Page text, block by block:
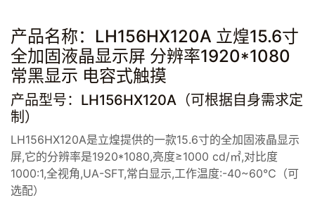
产品名称：LH156HX120A 立煌15.6寸
全加固液晶显示屏 分辨率1920*1080
常黑显示 电容式触摸
产品型号：LH156HX120A（可根据自身需求定
制）
LH156HX120A是立煌提供的一款15.6寸的全加固液晶显示
屏,它的分辨率是1920*1080,亮度≥1000 cd/㎡,对比度
1000:1,全视角,UA-SFT,常白显示,工作温度:-40~60℃（可
选配）